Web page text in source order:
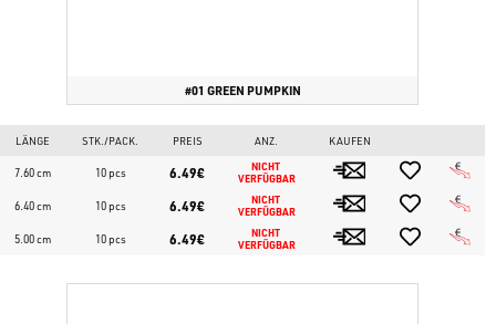
#01 GREEN PUMPKIN
LÄNGE STK./PACK. PREIS ANZ. KAUFEN
7.60 cm 10 pcs 6.49€
NICHT
VERFÜGBAR
6.40 cm 10 pcs 6.49€
NICHT
VERFÜGBAR
5.00 cm 10 pcs 6.49€
NICHT
VERFÜGBAR